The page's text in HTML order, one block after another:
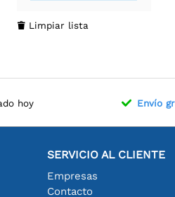
 Limpiar lista
hoy Envío
SERVICIO AL CLIENTE
Empresas
Contacto